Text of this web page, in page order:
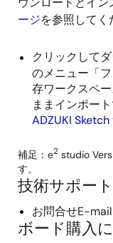
ージを参照してく
クリックして
のメニュー「
存ワークスペ
ままインポート
ADZUKI
補足：e2 studio
す。
技術サポー
お問合せE-mail
ボード購入